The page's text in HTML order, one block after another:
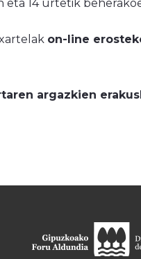
14 urtetik
on-line
argazkien